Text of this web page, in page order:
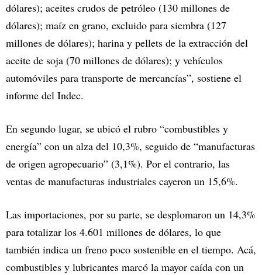
dólares); aceites crudos de petróleo (130 millones de
dólares); maíz en grano, excluido para siembra (127
millones de dólares); harina y pellets de la extracción del
aceite de soja (70 millones de dólares); y vehículos
automóviles para transporte de mercancías”, sostiene el
informe del Indec.
En segundo lugar, se ubicó el rubro “combustibles y
energía” con un alza del 10,3%, seguido de “manufacturas
de origen agropecuario” (3,1%). Por el contrario, las
ventas de manufacturas industriales cayeron un 15,6%.
Las importaciones, por su parte, se desplomaron un 14,3%
para totalizar los 4.601 millones de dólares, lo que
también indica un freno poco sostenible en el tiempo. Acá,
combustibles y lubricantes marcó la mayor caída con un